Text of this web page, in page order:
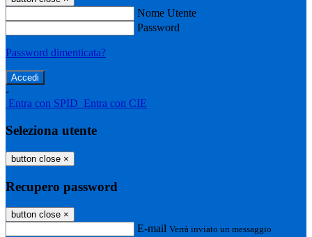
Nome Utente
Password
Password dimenticata?
-
Entra con SPID Entra con CIE
Seleziona utente
button close ×
Recupero password
button close ×
E-mail Verrà inviato un messaggio